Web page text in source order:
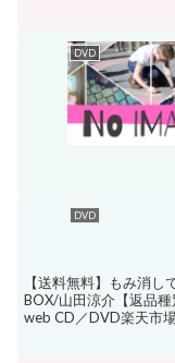
DVD
DVD
【送料無料】もみ消
BOX/山田涼介【返品
web CD／DVD楽天市